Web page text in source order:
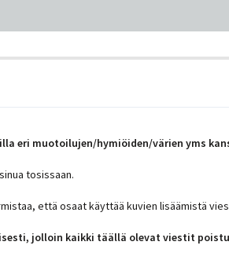
eri muotoilujen/hymiöiden/värien yms
tosissaan.
että osaat käyttää kuvien lisäämistä
jolloin kaikki täällä olevat viestit